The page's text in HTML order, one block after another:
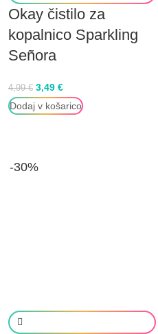
Okay čistilo za
kopalnico Sparkling
Señora
4,99€ 3,49 €
Dodaj v košarico
-30%